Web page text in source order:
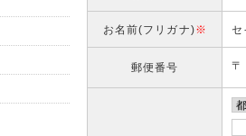
お名前(フリガナ)※ セ
郵便番号 〒